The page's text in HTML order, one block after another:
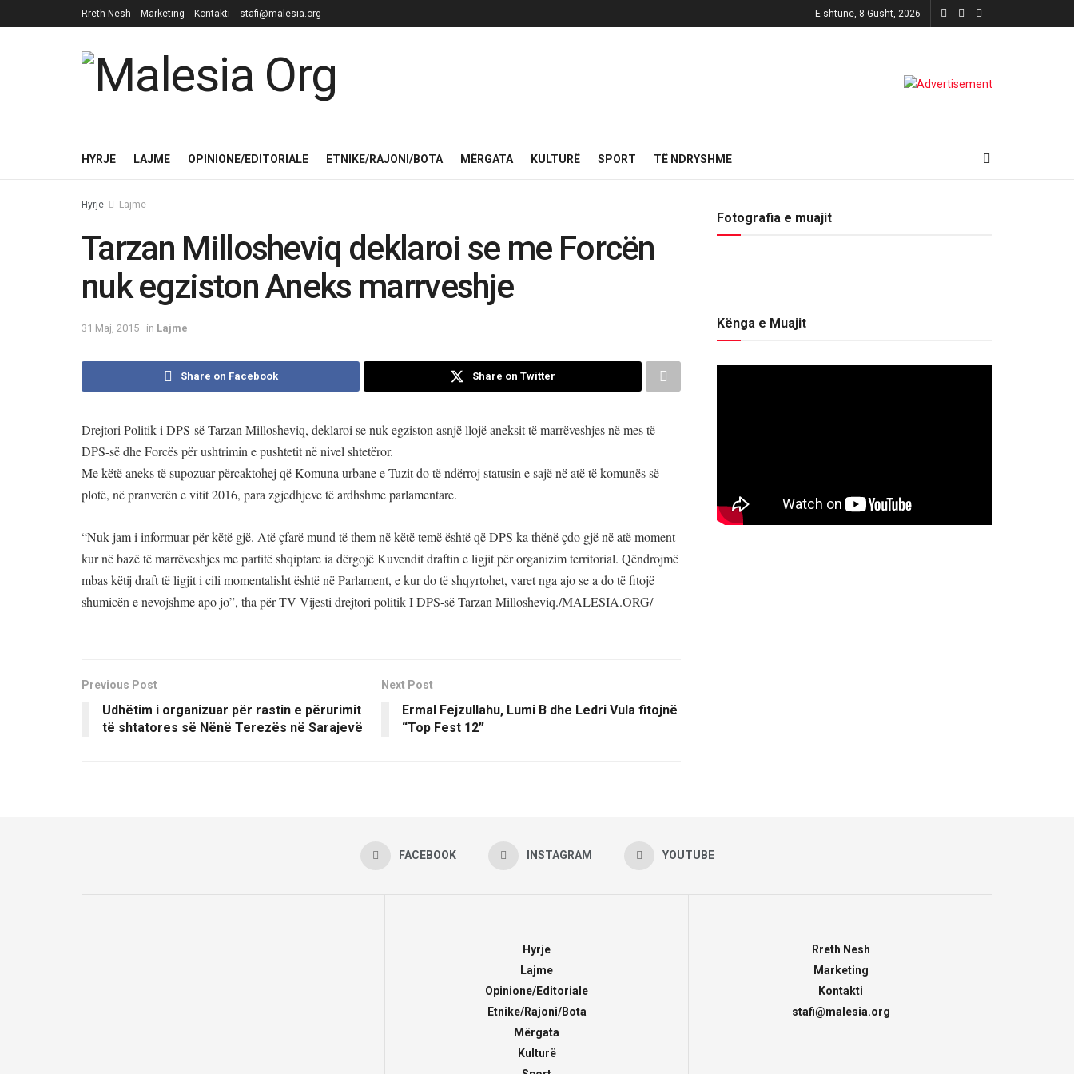
Rreth Nesh Marketing Kontakti stafi@malesia.org E shtunë, 8 Gusht, 2026
HYRJE LAJME OPINIONE/EDITORIALE ETNIKE/RAJONI/BOTA MËRGATA KULTURË SPORT TË NDRYSHME
Hyrje Lajme
Tarzan Millosheviq deklaroi se me Forcën
nuk egziston Aneks marrveshje
31 Maj, 2015 in Lajme
Share on Facebook Share on Twitter
Drejtori Politik i DPS-së Tarzan Millosheviq, deklaroi se nuk egziston asnjë llojë aneksit të marrëveshjes në mes të
DPS-së dhe Forcës për ushtrimin e pushtetit në nivel shtetëror.
Me këtë aneks të supozuar përcaktohej që Komuna urbane e Tuzit do të ndërroj statusin e sajë në atë të komunës së
plotë, në pranverën e vitit 2016, para zgjedhjeve të ardhshme parlamentare.
“Nuk jam i informuar për këtë gjë. Atë çfarë mund të them në këtë temë është që DPS ka thënë çdo gjë në atë moment
kur në bazë të marrëveshjes me partitë shqiptare ia dërgojë Kuvendit draftin e ligjit për organizim territorial. Qëndrojmë
mbas këtij draft të ligjit i cili momentalisht është në Parlament, e kur do të shqyrtohet, varet nga ajo se a do të fitojë
shumicën e nevojshme apo jo”, tha për TV Vijesti drejtori politik I DPS-së Tarzan Millosheviq./MALESIA.ORG/
Previous Post
Udhëtim i organizuar për rastin e përurimit
të shtatores së Nënë Terezës në Sarajevë
Next Post
Ermal Fejzullahu, Lumi B dhe Ledri Vula fitojnë
“Top Fest 12”
Fotografia e muajit
Kënga e Muajit
FACEBOOK INSTAGRAM YOUTUBE
Hyrje
Lajme
Opinione/Editoriale
Etnike/Rajoni/Bota
Mërgata
Kulturë
Rreth Nesh
Marketing
Kontakti
stafi@malesia.org